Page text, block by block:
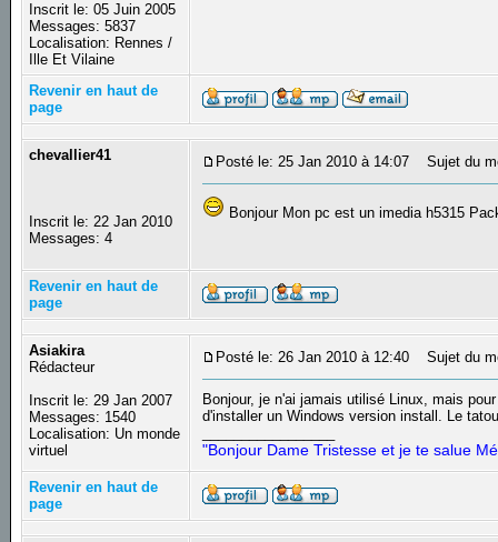
Inscrit le: 05 Juin 2005
Messages: 5837
Localisation: Rennes /
Ille Et Vilaine
Revenir en haut de
page
chevallier41
Inscrit le: 22 Jan 2010
Messages: 4
Posté le: 25 Jan 2010 à 14:07 Sujet du
Bonjour Mon pc est un imedia h5315
Revenir en haut de
page
Asiakira
Rédacteur
Inscrit le: 29 Jan 2007
Messages: 1540
Localisation: Un monde
virtuel
Posté le: 26 Jan 2010 à 12:40 Sujet du
Bonjour, je n'ai jamais utilisé Linux, mais
d'installer un Windows version install. Le
"Bonjour Dame Tristesse et je te salue
Revenir en haut de
page